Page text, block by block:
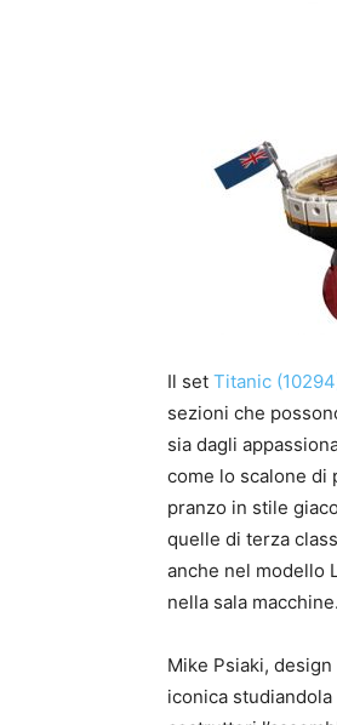
Il set Titanic
sezioni che
sia dagli
come lo scalone di
pranzo in stile
quelle di terza
anche nel modello
nella sala macchine.
Mike Psiaki,
iconica